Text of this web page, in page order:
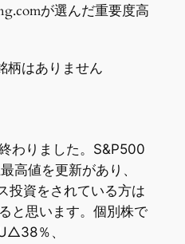
が選んだ重要度高
柄はありません
わりました。S&P500
高値を更新があり、
投資をされている方は
と思います。個別株で
％、